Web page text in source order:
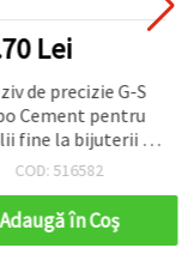
Lei
de precizie G-S
Cement pentru
fine la bijuterii și
tub cu vârf
COD: 516582
Adaugă în Coş